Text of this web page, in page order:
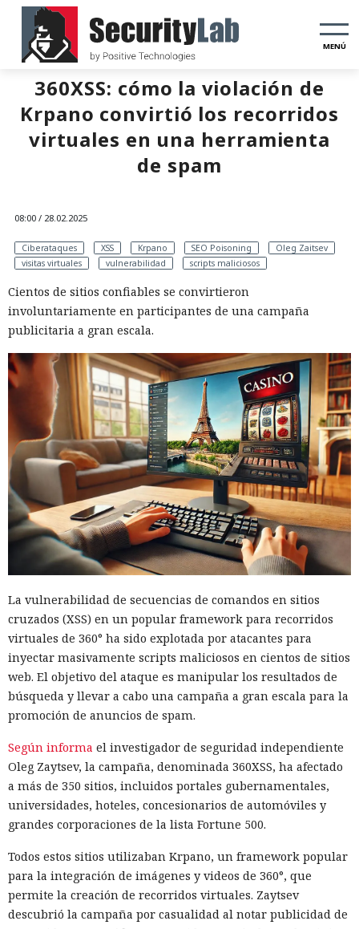
MENÚ
360XSS: cómo la violación de
Krpano convirtió los recorridos
virtuales en una herramienta
de spam
08:00 / 28.02.2025
Ciberataques XSS Krpano SEO Poisoning
Oleg Zaitsev
visitas virtuales
vulnerabilidad scripts maliciosos
Cientos de sitios confiables se convirtieron
involuntariamente en participantes de una campaña
publicitaria a gran escala.
La vulnerabilidad de secuencias de comandos en sitios
cruzados (XSS) en un popular framework para recorridos
virtuales de 360° ha sido explotada por atacantes para
inyectar masivamente scripts maliciosos en cientos de sitios
web. El objetivo del ataque es manipular los resultados de
búsqueda y llevar a cabo una campaña a gran escala para la
promoción de anuncios de spam.
Según informa el investigador de seguridad independiente
Oleg Zaytsev, la campaña, denominada 360XSS, ha afectado
a más de 350 sitios, incluidos portales gubernamentales,
universidades, hoteles, concesionarios de automóviles y
grandes corporaciones de la lista Fortune 500.
Todos estos sitios utilizaban Krpano, un framework popular
para la integración de imágenes y videos de 360°, que
permite la creación de recorridos virtuales. Zaytsev
descubrió la campaña por casualidad al notar publicidad de